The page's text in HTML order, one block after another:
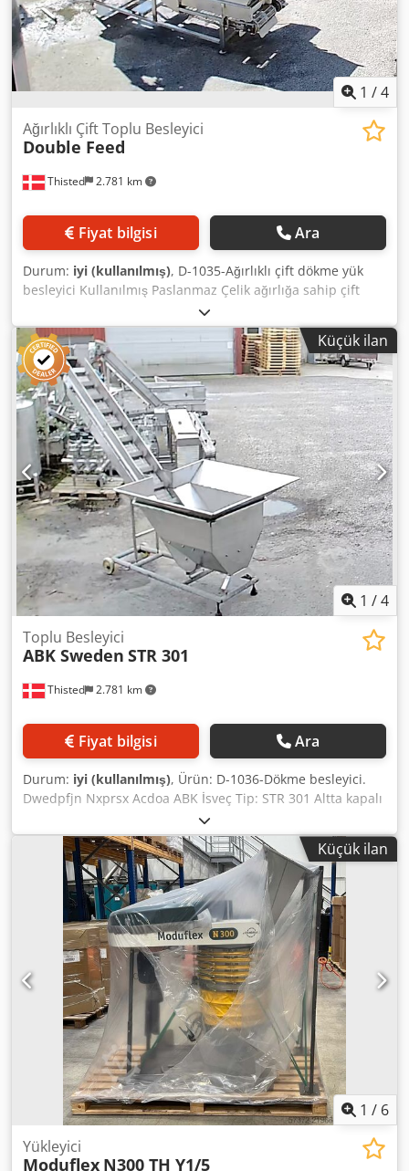
1 /4
Thisted 2.781 km
Ağırlıklı Çift Toplu Besleyici
Double Feed
Fiyat bilgisi Ara
Durum: iyi (kullanılmış), D-1035-Ağırlıklı çift dökme yük
besleyici Kullanılmış Paslanmaz Çelik ağırlığa sahip çift
dökme besleyici. Dwjdon Nxqwepfx Acdea Boyut: KDV U
1800 X G 850 X Y 1300 mm Büyük kayış: 460 mm, Küçük
kayış 100 mm, uçuş 80 mm L 2700 + ağırlık 500 mm,
Toplam L 3200 mm
Küçük ilan
1 /4
Thisted 2.781 km
Toplu Besleyici
ABK Sweden STR 301
Fiyat bilgisi Ara
Durum: iyi (kullanılmış), Ürün: D-1036-Dökme besleyici.
Dwedpfjn Nxprsx Acdoa ABK İsveç Tip: STR 301 Altta kapalı
kazanı olan Paslanmaz Çelik dökme besleyici. Boşaltma
yüksekliği: 2700 mm Boyut: U 3500 x Y 2700 x G 1500 mm
KDV: G 1500 x U 1450 x Y 1350 Tambur içi: G 900 x L1050 x
Y700 Uçuş yüksekliği: 100 mm Bant genişliği: 300 mm
Küçük ilan
1 / 6
Yükleyici
Moduflex N300 TH Y1/5